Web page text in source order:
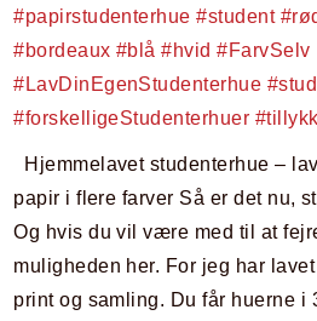
Hjemmelavet studenterhue –
papir i flere farver Så er det nu,
Og hvis du vil være med til at
muligheden her. For jeg har
print og samling. Du får huerne i